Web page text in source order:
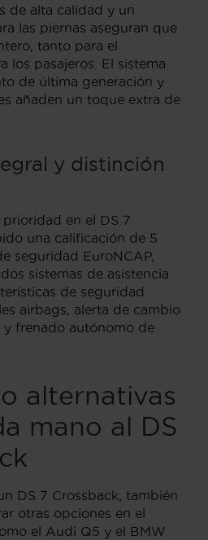
de alta calidad y un
las piernas aseguran que
tanto para el
los pasajeros. El sistema
de última generación y
añaden un toque extra de
y distinción
en el DS 7
una calificación de 5
seguridad EuroNCAP,
sistemas de asistencia
de seguridad
airbags, alerta de cambio
frenado autónomo de
alternativas
mano al DS
DS 7 Crossback, también
otras opciones en el
el Audi Q5 y el BMW